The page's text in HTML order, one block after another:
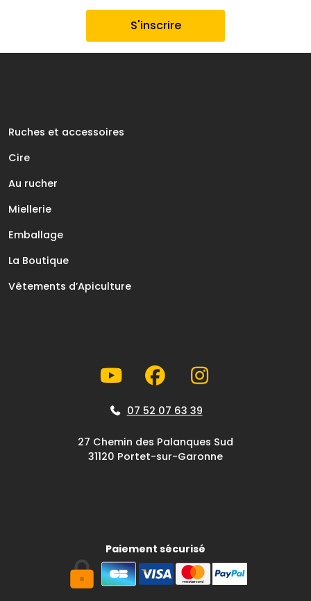
Ruches et accessoires
Cire
Au rucher
Miellerie
Emballage
La Boutique
Vêtements d’Apiculture
07 52 07 63 39
27 Chemin des Palanques Sud
31120 Portet-sur-Garonne
Paiement sécurisé